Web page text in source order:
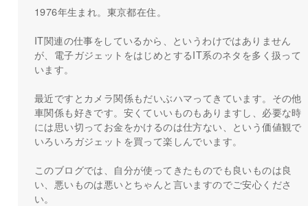
1976年生まれ。東京都在住。
IT関連の仕事をしているから、というわけではありません
が、電子ガジェットをはじめとするIT系のネタを多く扱って
います。
最近ですとカメラ関係もだいぶハマってきています。その他
車関係も好きです。安くていいものもありますし、必要な時
には思い切ってお金をかけるのは仕方ない、という価値観で
いろいろガジェットを買って楽しんでいます。
このブログでは、自分が使ってきたものでも良いものは良
い、悪いものは悪いとちゃんと言いますのでご安心くださ
い。